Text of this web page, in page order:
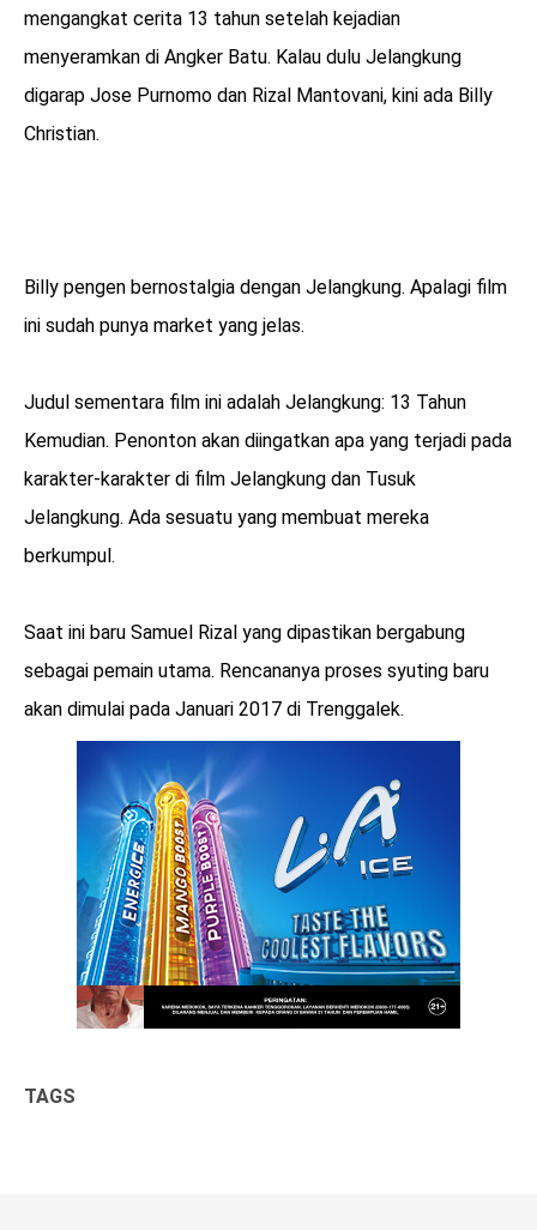
menarik
mengangkat cerita 13 tahun setelah kejadian
menyeramkan di Angker Batu. Kalau dulu Jelangkung
digarap Jose Purnomo dan Rizal Mantovani, kini ada Billy
Christian.
Billy pengen bernostalgia dengan Jelangkung. Apalagi film
ini sudah punya market yang jelas.
Judul sementara film ini adalah Jelangkung: 13 Tahun
Kemudian. Penonton akan diingatkan apa yang terjadi pada
karakter-karakter di film Jelangkung dan Tusuk
Jelangkung. Ada sesuatu yang membuat mereka
berkumpul.
Saat ini baru Samuel Rizal yang dipastikan bergabung
sebagai pemain utama. Rencananya proses syuting baru
akan dimulai pada Januari 2017 di Trenggalek.
TAGS